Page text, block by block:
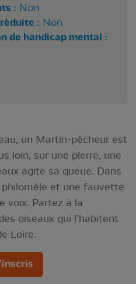
: Non
: Non
de handicap mental :
un Martin-pêcheur est
loin, sur une pierre, une
agite sa queue. Dans
et une fauvette
voix. Partez à la
oiseaux qui l'habitent
Loire.